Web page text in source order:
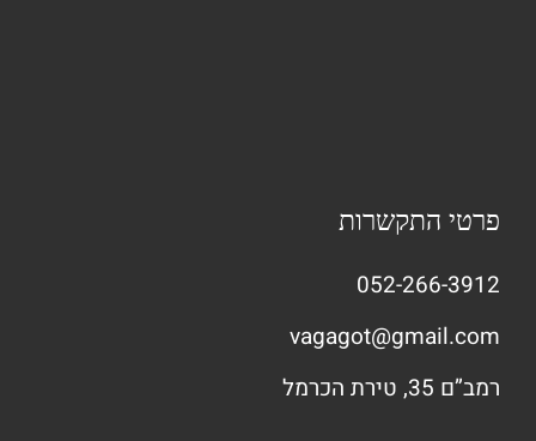
פרטי התקשרות
052-266-3912
vagagot@gmail.com
רמב”ם 35, טירת הכרמל